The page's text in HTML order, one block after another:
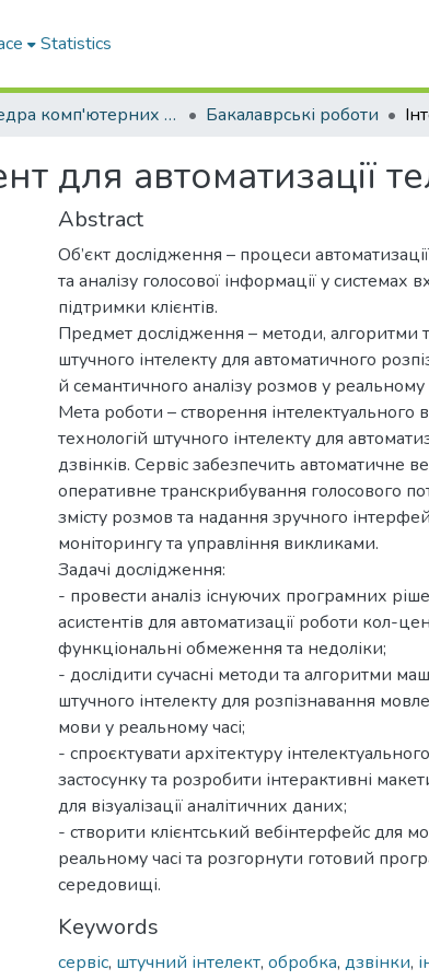
Statistics
Кафедра комп'ютерних наук і інформаційних систем Бакалаврські роботи
для автоматизації
Abstract
Об’єкт дослідження – процеси
та аналізу голосової інформації у системах
підтримки клієнтів.
Предмет дослідження – методи, алгоритми
штучного інтелекту для автоматичного
й семантичного аналізу розмов у реальному
Мета роботи – створення інтелектуального
технологій штучного інтелекту для
дзвінків. Сервіс забезпечить автоматичне
оперативне транскрибування голосового
змісту розмов та надання зручного
моніторингу та управління викликами.
Задачі дослідження:
- провести аналіз існуючих програмних
асистентів для автоматизації роботи кол-
функціональні обмеження та недоліки;
- дослідити сучасні методи та алгоритми
штучного інтелекту для розпізнавання
мови у реальному часі;
- спроєктувати архітектуру
застосунку та розробити інтерактивні
для візуалізації аналітичних даних;
- створити клієнтський вебінтерфейс для
реальному часі та розгорнути готовий
середовищі.
Keywords
сервіс, штучний інтелект, обробка, дзвінки,